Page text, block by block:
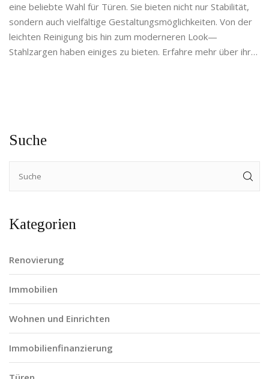
eine beliebte Wahl für Türen. Sie bieten nicht nur Stabilität,
sondern auch vielfältige Gestaltungsmöglichkeiten. Von der
leichten Reinigung bis hin zum moderneren Look—
Stahlzargen haben einiges zu bieten. Erfahre mehr über ihre
Suche
Kategorien
Renovierung
Immobilien
Wohnen und Einrichten
Immobilienfinanzierung